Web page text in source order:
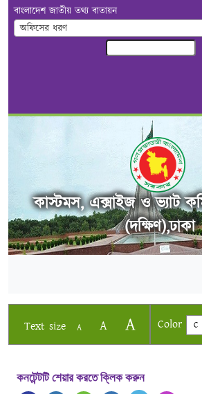
বাংলাদেশ জাতীয় তথ্য বাতায়ন
অফিসের ধরণ
কাস্টমস, এক্সাইজ ও ভ্যাট
(দক্ষিণ),ঢাকা
Text size A A A Color C
কনটেন্টটি শেয়ার করতে ক্লিক করুন